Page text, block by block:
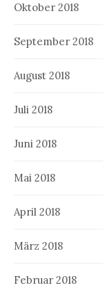
Oktober 2018
September 2018
August 2018
Juli 2018
Juni 2018
Mai 2018
April 2018
März 2018
Februar 2018